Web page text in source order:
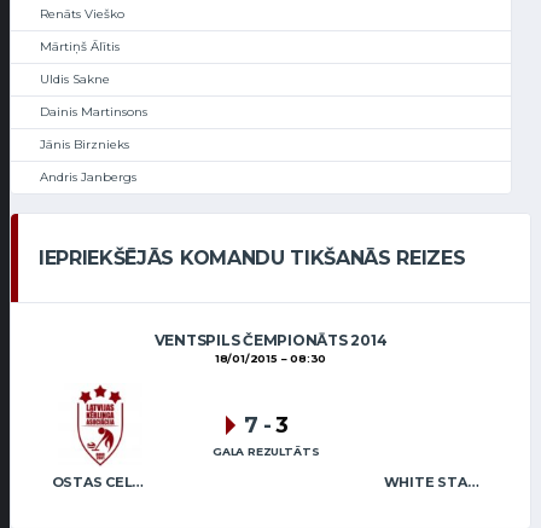
Renāts Vieško
Mārtiņš Ālītis
Uldis Sakne
Dainis Martinsons
Jānis Birznieks
Andris Janbergs
IEPRIEKŠĒJĀS KOMANDU TIKŠANĀS REIZES
VENTSPILS ČEMPIONĀTS 2014
18/01/2015 08:30
OSTAS CELTNIEKS WHITE STAR MAFIA
7 -3
GALA REZULTĀTS